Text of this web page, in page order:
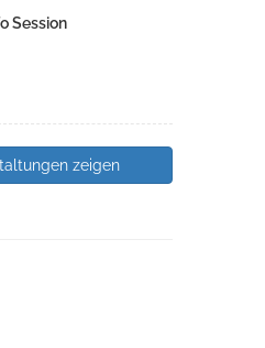
Session
zeigen